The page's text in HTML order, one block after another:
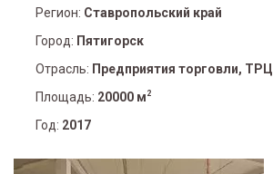
Регион: Ставропольский край
Город: Пятигорск
Отрасль: Предприятия торговли, ТРЦ
Площадь: 20000 м 2
Год: 2017